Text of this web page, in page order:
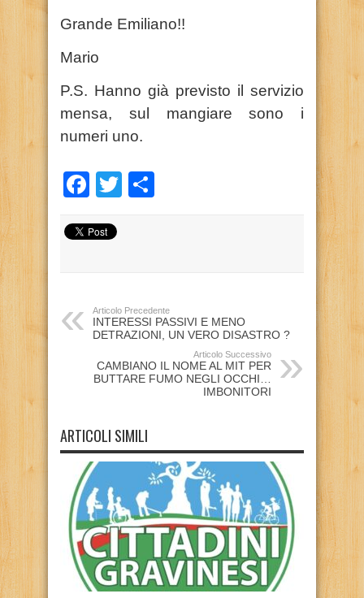
Grande Emiliano!!
Mario
P.S. Hanno già previsto il servizio
mensa, sul mangiare sono i
numeri uno.
Facebook
Twitter
Articolo Precedente
INTERESSI PASSIVI E MENO
DETRAZIONI, UN VERO DISASTRO ?
Articolo Successivo
CAMBIANO IL NOME AL MIT PER
BUTTARE FUMO NEGLI OCCHI…
IMBONITORI
ARTICOLI SIMILI